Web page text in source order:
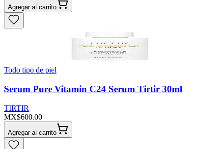
Agregar al carrito
Todo tipo de piel
Serum Pure Vitamin C24 Serum Tirtir 30ml
TIRTIR
MX$600.00
Agregar al carrito